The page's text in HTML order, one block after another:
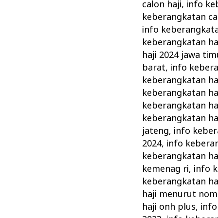
calon haji, info
keberangkatan
info
keberangkatan
haji 2024 jawa
barat, info
keberangkatan
keberangkatan
keberangkatan
keberangkatan
jateng, info
2024, info
keberangkatan
kemenag ri, info
keberangkatan
haji menurut
haji onh plus,